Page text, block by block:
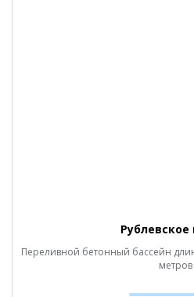
Переливной бетонный бассейн
метров